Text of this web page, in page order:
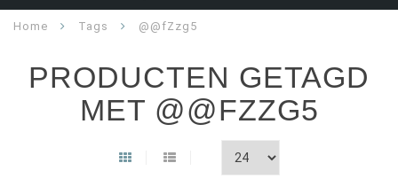
Home Tags @@fZzg5
PRODUCTEN GETAGD
MET @@FZZG5